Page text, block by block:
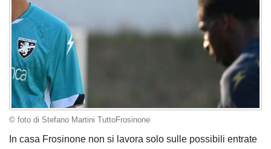
© foto di Stefano Martini TuttoFrosinone
In casa Frosinone non si lavora solo sulle possibili entrate